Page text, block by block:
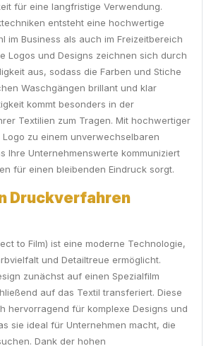
für eine langfristige Verwendung.
entsteht eine hochwertige
im Business als auch im Freizeitbereich
Logos und Designs zeichnen sich durch
aus, sodass die Farben und Stiche
Waschgängen brillant und klar
kommt besonders in der
Textilien zum Tragen. Mit hochwertiger
zu einem unverwechselbaren
Ihre Unternehmenswerte kommuniziert
für einen bleibenden Eindruck sorgt.
Druckverfahren
to Film) ist eine moderne Technologie,
und Detailtreue ermöglicht.
zunächst auf einen Spezialfilm
auf das Textil transferiert. Diese
hervorragend für komplexe Designs und
sie ideal für Unternehmen macht, die
Dank der hohen